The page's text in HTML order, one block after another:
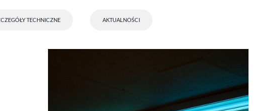
TECHNICZNE AKTUALNOŚCI
Twoich
przez Ciebie
zgody na
funkcji na